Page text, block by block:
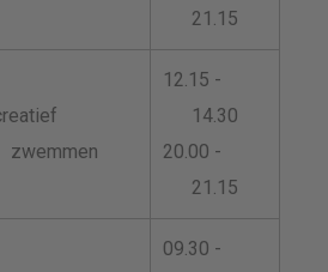
21.15
zwemmen
12.15 -
14.30
20.00 -
21.15
09.30 -